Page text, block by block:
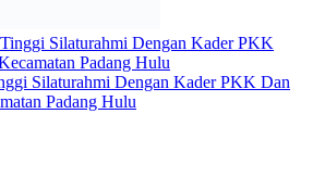
Silaturahmi Dengan Kader PKK Dan
Padang Hulu